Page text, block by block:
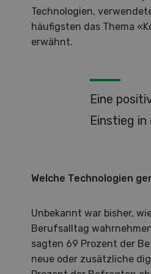
Technologien,
häufigsten das Thema
erwähnt.
Eine
Einstieg in
Welche Technologien
Unbekannt war bisher,
Berufsalltag
sagten 69 Prozent der
neue oder zusätzliche